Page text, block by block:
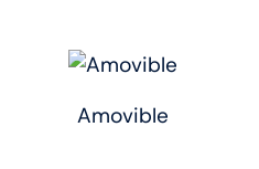
Amovible